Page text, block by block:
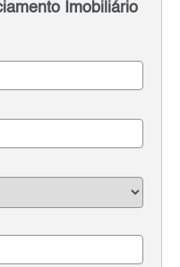
Imobiliário